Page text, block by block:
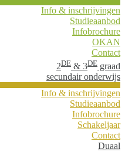
Info & inschrijvingen
Studieaanbod
Infobrochure
OKAN
Contact
2DE & 3DE graad
secundair onderwijs
Info & inschrijvingen
Studieaanbod
Infobrochure
Schakeljaar
Contact
Duaal